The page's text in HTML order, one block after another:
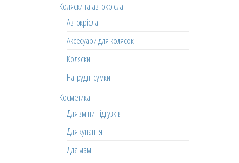
Коляски та автокрісла
Автокрісла
Аксесуари для колясок
Коляски
Нагрудні сумки
Косметика
Для зміни підгузків
Для купання
Для мам